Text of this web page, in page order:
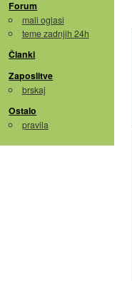
Forum
mali oglasi
teme zadnjih 24h
Članki
Zaposlitve
brskaj
Ostalo
pravila